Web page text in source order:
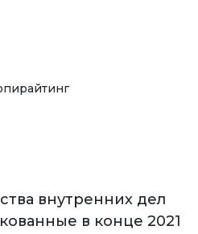
внутренних дел
в конце 2021